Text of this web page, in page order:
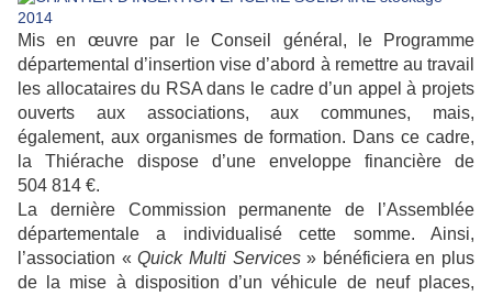
Mis en œuvre par le Conseil général, le Programme
départemental d’insertion vise d’abord à remettre au travail
les allocataires du RSA dans le cadre d’un appel à projets
ouverts aux associations, aux communes, mais,
également, aux organismes de formation. Dans ce cadre,
la Thiérache dispose d’une enveloppe financière de
504 814 €.
La dernière Commission permanente de l’Assemblée
départementale a individualisé cette somme. Ainsi,
l’association «Quick Multi Services» bénéficiera en plus
de la mise à disposition d’un véhicule de neuf places,